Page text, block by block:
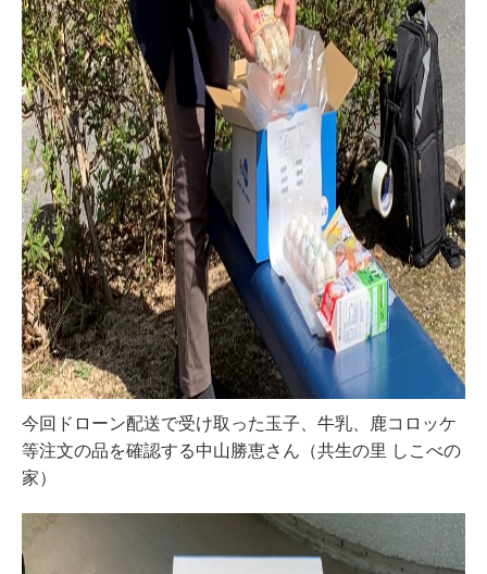
今回ドローン配送で受け取った玉子、牛乳、鹿コロッケ
等注文の品を確認する中山勝恵さん（共生の里 しこべの
家）